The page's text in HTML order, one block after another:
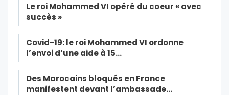
Le roi Mohammed VI opéré du coeur « avec
succès »
Covid-19: le roi Mohammed VI ordonne
l’envoi d’une aide à 15…
Des Marocains bloqués en France
manifestent devant l’ambassade…